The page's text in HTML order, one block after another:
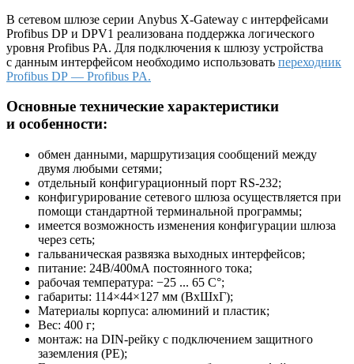
В сетевом шлюзе серии Anybus X-Gateway с интерфейсами
Profibus DP и DPV1 реализована поддержка логического
уровня Profibus PA. Для подключения к шлюзу устройства
с данным интерфейсом необходимо использовать переходник
Profibus DP — Profibus PA.
Основные технические характеристики
и особенности:
обмен данными, маршрутизация сообщений между
двумя любыми сетями;
отдельный конфигурационный порт RS-232;
конфигурирование сетевого шлюза осуществляется при
помощи стандартной терминальной программы;
имеется возможность изменения конфигурации шлюза
через сеть;
гальваническая развязка выходных интерфейсов;
питание: 24В/400мА постоянного тока;
рабочая температура: −25 ... 65 С°;
габариты: 114×44×127 мм (ВхШхГ);
Материалы корпуса: алюминий и пластик;
Вес: 400 г;
монтаж: на DIN-рейку с подключением защитного
заземления (РЕ);